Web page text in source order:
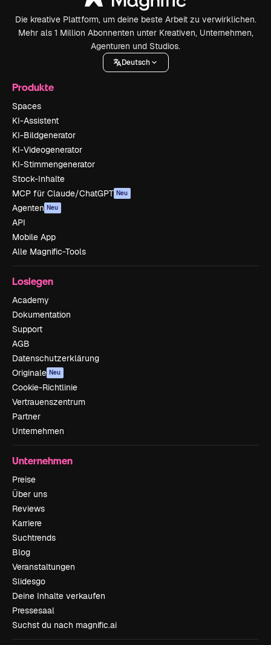
Die kreative Plattform, um deine beste Arbeit zu verwirklichen.
Mehr als 1 Million Abonnenten unter Kreativen, Unternehmen,
Agenturen und Studios.
Deutsch
Produkte
Spaces
KI-Assistent
KI-Bildgenerator
KI-Videogenerator
KI-Stimmengenerator
Stock-Inhalte
MCP für Claude/ChatGPT Neu
Agenten Neu
API
Mobile App
Alle Magnific-Tools
Loslegen
Academy
Dokumentation
Support
AGB
Datenschutzerklärung
Originale Neu
Cookie-Richtlinie
Vertrauenszentrum
Partner
Unternehmen
Unternehmen
Preise
Über uns
Reviews
Karriere
Suchtrends
Blog
Veranstaltungen
Slidesgo
Deine Inhalte verkaufen
Pressesaal
Suchst du nach magnific.ai